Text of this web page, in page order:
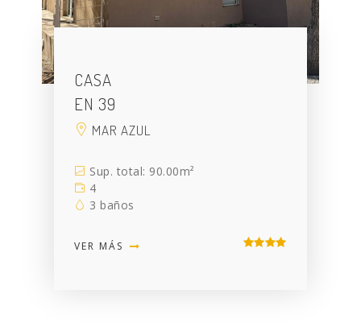
CASA
EN 39
MAR AZUL
Sup. total: 90.00m²
4
3 baños
VER MÁS